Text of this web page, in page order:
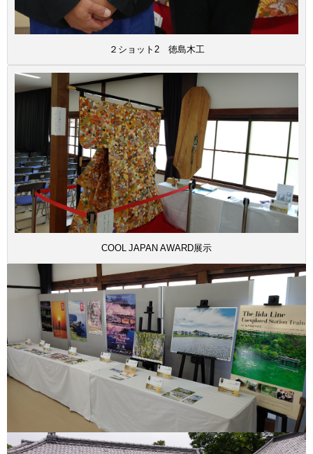
２ショット2 徳島木工
COOL JAPAN AWARD展示